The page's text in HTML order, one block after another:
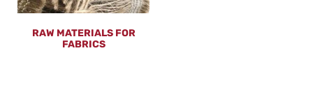
RAW MATERIALS FOR
FABRICS